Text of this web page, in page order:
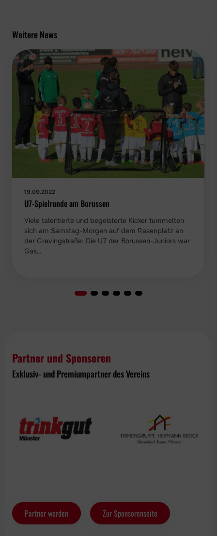
Weitere News
19.09.2022
U7-Spielrunde am Borussen
Viele talentierte und begeisterte Kicker tummelten
sich am Samstag-Morgen auf dem Rasenplatz an
der Grevingstraße: Die U7 der Borussen-Juniors war
Gas…
Partner und Sponsoren
Exklusiv- und Premiumpartner des Vereins
Partner werden Zur Sponsorenseite